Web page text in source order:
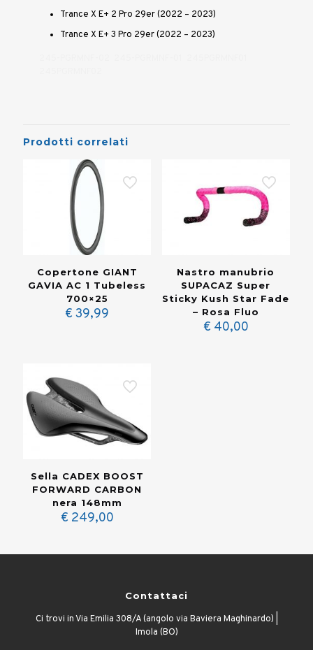
Trance X E+ 2 Pro 29er (2022 – 2023)
Trance X E+ 3 Pro 29er (2022 – 2023)
Prodotti correlati
Copertone GIANT
GAVIA AC 1 Tubeless
700×25
€ 39,99
Nastro manubrio
SUPACAZ Super
Sticky Kush Star Fade
– Rosa Fluo
€ 40,00
Sella CADEX BOOST
FORWARD CARBON
nera 148mm
€ 249,00
Contattaci
Ci trovi in Via Emilia 308/A (angolo via Baviera Maghinardo) |
Imola (BO)